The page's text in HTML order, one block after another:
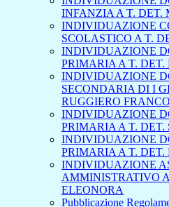
INFANZIA A T. DET.
INDIVIDUAZIONE
SCOLASTICO A T.
INDIVIDUAZIONE
PRIMARIA A T. DET.
INDIVIDUAZIONE
SECONDARIA DI I
RUGGIERO FRANCO
INDIVIDUAZIONE
PRIMARIA A T.
INDIVIDUAZIONE
PRIMARIA A T. DET.
INDIVIDUAZIONE
AMMINISTRATIVO
ELEONORA
Pubblicazione